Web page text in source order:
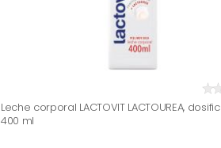
Leche corporal LACTOVIT LACTOUREA,
400 ml